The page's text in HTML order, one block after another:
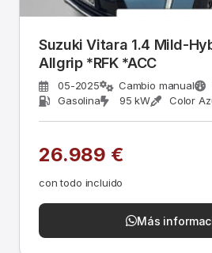
Suzuki Vitara 1.4 Mild-
Allgrip *RFK *ACC
05-2025 Cambio manual
Gasolina
95 kW Color
26.989 €
con todo incluido
Más